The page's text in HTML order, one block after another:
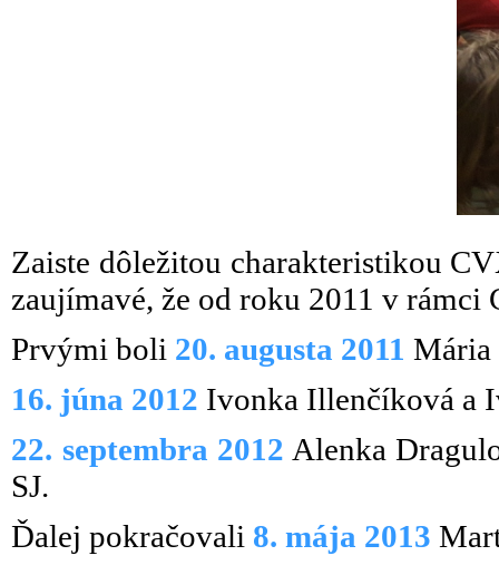
Zaiste dôležitou charakteristikou
zaujímavé, že od roku 2011 v
Prvými boli 20. augusta 2011 Mária
16. júna 2012 Ivonka Illenčíková a
22. septembra 2012 Alenka
SJ.
Ďalej pokračovali 8. mája 2013